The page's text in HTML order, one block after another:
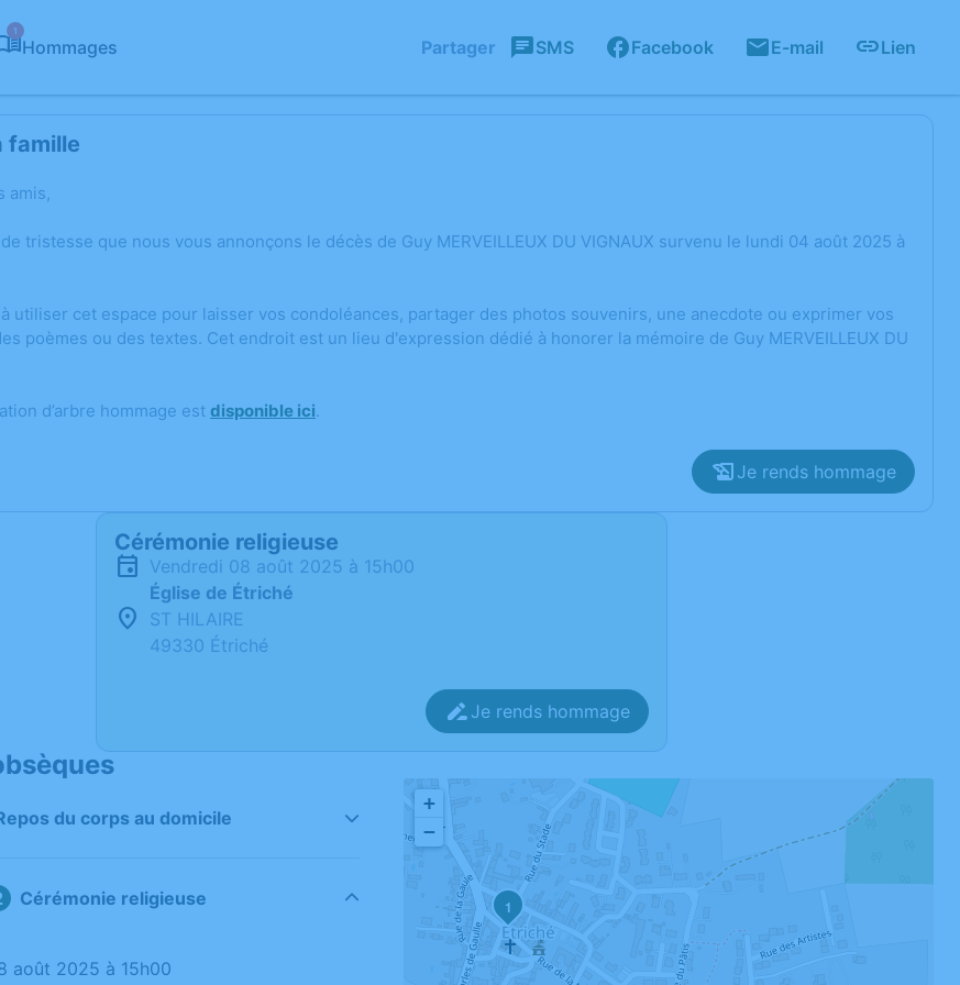
1
Hommages Partager SMS Facebook E-mail Lien
famille
amis,
tristesse que nous vous annonçons le décès de Guy MERVEILLEUX DU VIGNAUX survenu le lundi 04 août 2025 à
utiliser cet espace pour laisser vos condoléances, partager des photos souvenirs, une anecdote ou exprimer vos
poèmes ou des textes. Cet endroit est un lieu d'expression dédié à honorer la mémoire de Guy MERVEILLEUX DU
d’arbre hommage est disponible ici.
Je rends hommage
Cérémonie religieuse
vendredi 08 août 2025 à 15h00
Église de Étriché
ST HILAIRE
49330 Étriché
Je rends hommage
du corps au domicile
Cérémonie religieuse
août 2025 à 15h00
1
+
−